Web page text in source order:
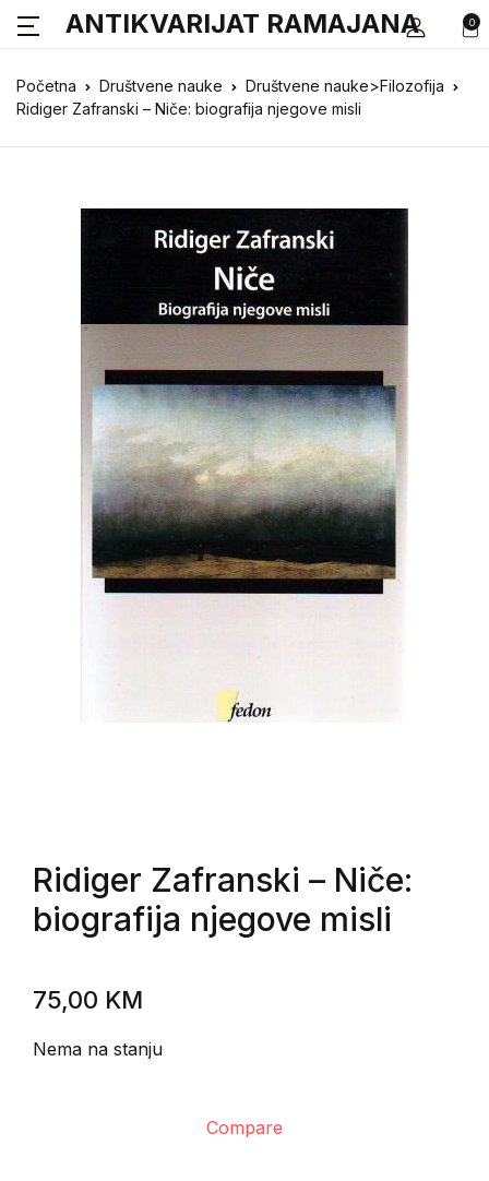
0
ANTIKVARIJAT RAMAJANA
Početna Društvene nauke
Društvene nauke>Filozofija
Ridiger Zafranski – Niče: biografija njegove misli
Ridiger Zafranski – Niče:
biografija njegove misli
75,00 KM
Nema na stanju
Compare